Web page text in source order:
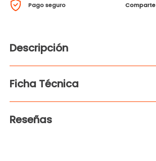
Pago seguro Comparte
Descripción
Ficha Técnica
Reseñas